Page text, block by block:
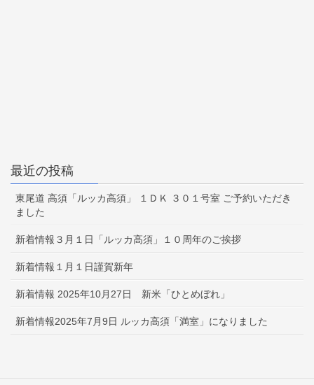
最近の投稿
東尾道 高須「ルッカ高須」 １ＤＫ ３０１号室 ご予約いただき
ました
新着情報３月１日「ルッカ高須」１０周年のご挨拶
新着情報１月１日謹賀新年
新着情報 2025年10月27日 新米「ひとめぼれ」
新着情報2025年7月9日 ルッカ高須「満室」になりました